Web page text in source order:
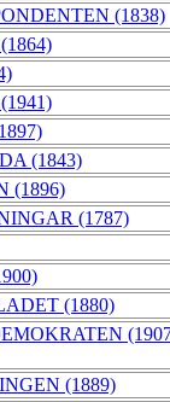
(1838)
(1843)
(1896)
(1787)
(1880)
(1889)